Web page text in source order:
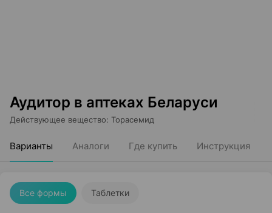
Аудитор в аптеках Беларуси
Действующее вещество: Торасемид
Варианты Аналоги Где купить Инструкция
Все формы Таблетки